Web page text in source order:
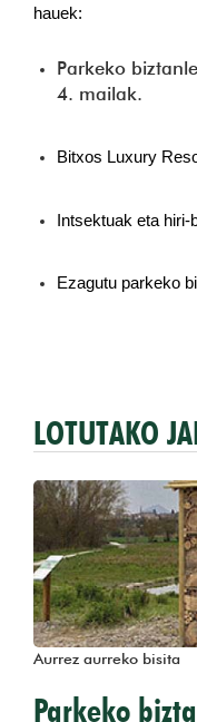
hauek:
Parkeko
4. mailak.
Bitxos Luxury
Intsektuak eta
Ezagutu parkeko
LOTUTAKO
Parkeko
Aurrez aurreko bisita